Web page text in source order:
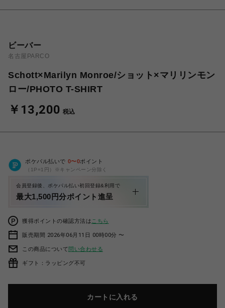
ビーバー
名古屋PARCO
Schott×Marilyn Monroe/ショット×マリリンモン
ロー/PHOTO T-SHIRT
￥13,200 税込
ポケパル払いで 0〜0ポイント
（1P=1円）※キャンペーン分除く
会員登録後、ポケパル払い初回登録&利用で
最大1,500円分ポイント進呈
獲得ポイントの確認方法は こちら
販売期間 2026年06月11日 00時00分 〜
この商品について問い合わせる
ギフト：ラッピング不可
カートに入れる